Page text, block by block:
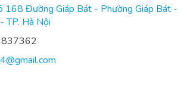
168 Đường Giáp Bát - Phường Giáp Bát -
TP. Hà Nội